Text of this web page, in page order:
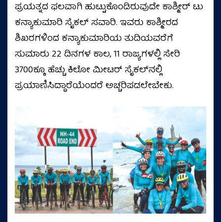
ಪ್ರಯತ್ನದ ಫಲವಾಗಿ ಹುಟ್ಟುಕೊಂಡಿರುವುದೇ ಕಾಶ್ಮೀರ್‌ ಟು
ಕನ್ಯಾಕುಮಾರಿ ಸೈಕಲ್‌ ಸವಾರಿ. ಇವರು ಕಾಶ್ಮೀರದ
ಶಿಖರಗಳಿಂದ ಕನ್ಯಾಕುಮಾರಿಯ ತುದಿಯವರೆಗೆ
ಸುಮಾರು 22 ದಿನಗಳ ಕಾಲ, 11 ರಾಜ್ಯಗಳಲ್ಲಿ ಸೇರಿ
3700ಕ್ಕೂ ಹೆಚ್ಚು ಕಿಲೋ ಮೀಟರ್‌ ಸೈಕಲ್‌ನಲ್ಲಿ
ಪ್ರಯಾಣಿಸಿದ್ದಾರೆಯೆಂದರೆ ಅಚ್ಚರಿಪಡಲೇಬೇಕು.